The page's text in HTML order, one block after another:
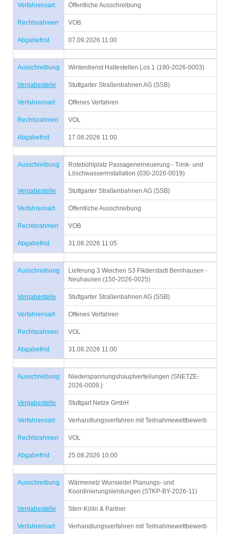
Verfahrensart Öffentliche Ausschreibung
Rechtsrahmen VOB
Abgabefrist 07.09.2026 11:00
Ausschreibung Winterdienst Haltestellen Los 1 (190-2026-0003)
Vergabestelle Stuttgarter Straßenbahnen AG (SSB)
Verfahrensart Offenes Verfahren
Rechtsrahmen VOL
Abgabefrist 17.08.2026 11:00
Ausschreibung
Rotebühlplatz Passagenerneuerung - Trink- und
Löschwasserinstallation (030-2026-0019)
Vergabestelle Stuttgarter Straßenbahnen AG (SSB)
Verfahrensart Öffentliche Ausschreibung
Rechtsrahmen VOB
Abgabefrist 31.08.2026 11:05
Ausschreibung
Lieferung 3 Weichen S3 Fikderstadt Bernhausen -
Neuhausen (150-2026-0025)
Vergabestelle Stuttgarter Straßenbahnen AG (SSB)
Verfahrensart Offenes Verfahren
Rechtsrahmen VOL
Abgabefrist 31.08.2026 11:00
Ausschreibung
Niederspannungshauptverteilungen (SNETZE-
2026-0009.)
Vergabestelle Stuttgart Netze GmbH
Verfahrensart Verhandlungsverfahren mit Teilnahmewettbewerb
Rechtsrahmen VOL
Abgabefrist 25.08.2026 10:00
Ausschreibung
Wärmenetz Wunsiedel Planungs- und
Koordinierungsleistungen (STKP-BY-2026-11)
Vergabestelle Sterr-Kölln & Partner
Verfahrensart Verhandlungsverfahren mit Teilnahmewettbewerb